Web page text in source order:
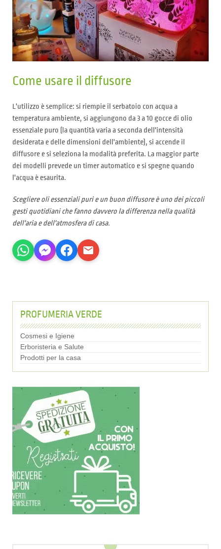
Come usare il diffusore
L'utilizzo è semplice: si riempie il serbatoio con acqua a
temperatura ambiente, si aggiungono da 3 a 10 gocce di olio
essenziale puro (la quantità varia a seconda dell'intensità
desiderata e delle dimensioni dell'ambiente), si accende il
diffusore e si seleziona la modalità preferita. La maggior parte
dei modelli prevede un timer automatico e si spegne quando
l'acqua è esaurita.
Scegliere oli essenziali puri e un buon diffusore è uno dei piccoli
gesti quotidiani che fanno davvero la differenza nella qualità
dell'aria e dell'atmosfera di casa.
PROFUMERIA VERDE
Cosmesi e Igiene
Erboristeria e Salute
Prodotti per la casa